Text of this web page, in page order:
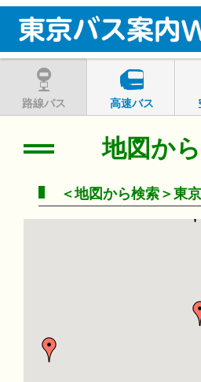
路線バス 高速バス
地図か
＜地図から検索＞東